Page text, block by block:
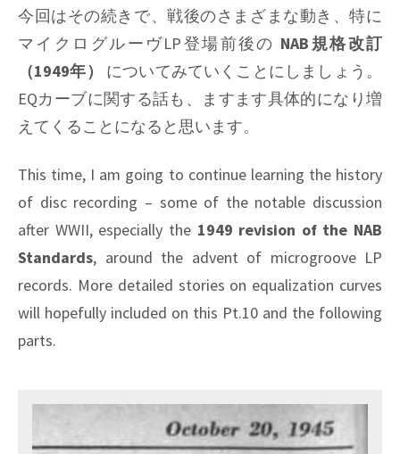
今回はその続きで、戦後のさまざまな動き、特に
マイクログルーヴLP登場前後の NAB規格改訂
（1949年）
についてみていくことにしましょう。
EQカーブに関する話も、ますます具体的になり増
えてくることになると思います。
This time, I am going to continue learning the history
of disc recording – some of the notable discussion
after WWII, especially the 1949 revision of the NAB
Standards, around the advent of microgroove LP
records. More detailed stories on equalization curves
will hopefully included on this Pt.10 and the following
parts.